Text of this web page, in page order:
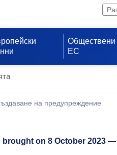
Обществени
ЕС
на предупреждение
brought on 8 October 2023